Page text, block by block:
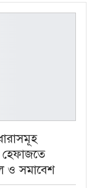
হেফাজতে
ও সমাবেশ